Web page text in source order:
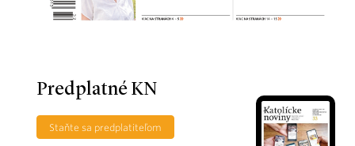
Predplatné KN
Staňte sa predplatiteľom